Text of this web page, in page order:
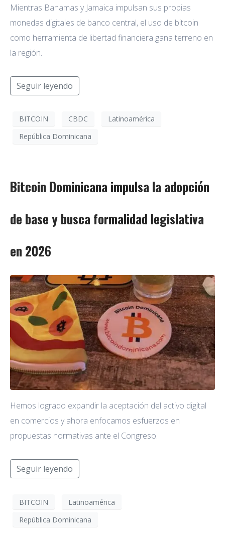
Mientras Bahamas y Jamaica impulsan sus propias
monedas digitales de banco central, el uso de bitcoin
como herramienta de libertad financiera gana terreno en
la región.
Seguir leyendo
BITCOIN CBDC
Latinoamérica
República Dominicana
Bitcoin Dominicana impulsa la adopción
de base y busca formalidad legislativa
en 2026
Hemos logrado expandir la aceptación del activo digital
en comercios y ahora enfocamos esfuerzos en
propuestas normativas ante el Congreso.
Seguir leyendo
BITCOIN
Latinoamérica
República Dominicana